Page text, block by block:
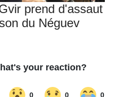
prend d'assaut
du Néguev